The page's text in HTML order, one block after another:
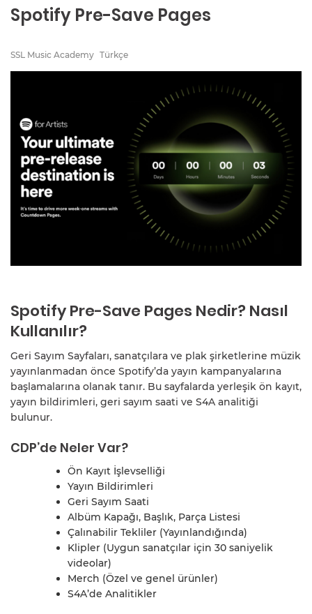
Spotify Pre-Save Pages
SSL Music Academy Türkçe
Spotify Pre-Save Pages Nedir? Nasıl
Kullanılır?
Geri Sayım Sayfaları, sanatçılara ve plak şirketlerine müzik
yayınlanmadan önce Spotify’da yayın kampanyalarına
başlamalarına olanak tanır. Bu sayfalarda yerleşik ön kayıt,
yayın bildirimleri, geri sayım saati ve S4A analitiği
bulunur.
CDP’de Neler Var?
Ön Kayıt İşlevselliği
Yayın Bildirimleri
Geri Sayım Saati
Albüm Kapağı, Başlık, Parça Listesi
Çalınabilir Tekliler (Yayınlandığında)
Klipler (Uygun sanatçılar için 30 saniyelik
videolar)
Merch (Özel ve genel ürünler)
S4A’de Analitikler